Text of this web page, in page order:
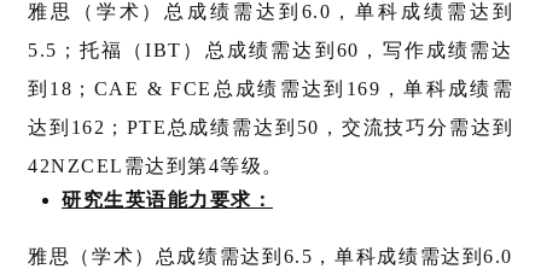
雅思（学术）总成绩需达到6.0，单科成绩需达到
5.5； 托福（IBT）总成绩需达到60，写作成绩需达
到18； CAE & FCE总成绩需达到169，单科成绩需
达到162； PTE总成绩需达到50，交流技巧分需达到
42NZCEL需达到第4等级。
研究生英语能力要求：
雅思（学术）总成绩需达到6.5，单科成绩需达到6.0